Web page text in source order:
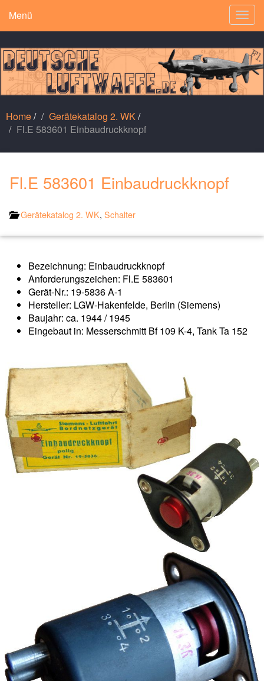
Menü
Home/ Gerätekatalog 2. WK/
Fl.E 583601 Einbaudruckknopf
Fl.E 583601 Einbaudruckknopf
Gerätekatalog 2. WK, Schalter
Bezeichnung: Einbaudruckknopf
Anforderungszeichen: Fl.E 583601
Gerät-Nr.: 19-5836 A-1
Hersteller: LGW-Hakenfelde, Berlin (Siemens)
Baujahr: ca. 1944 / 1945
Eingebaut in: Messerschmitt Bf 109 K-4, Tank Ta 152